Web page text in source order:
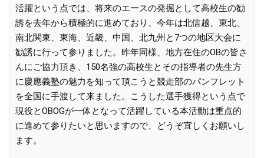
活躍という点では、将来のエースの発掘として高校生の勧
誘を去年から積極的に進めており、今年は北信越、東北、
南北関東、東海、近畿、中国、北九州と7つの地区大会に
勧誘に行って参りました。昨年同様、地方在住のOBの皆さ
んにご協力頂き、150名強の高校生とその指導者の先生方
に慶應義塾の魅力を知って頂こうと競走部のパンフレット
を全国に手渡して来ました。こうした選手獲得という点で
現役とOBOGが一体となって活躍している本活動は重点的
に進めて参りたいと思いますので、どうぞ宜しくお願いし
ます。